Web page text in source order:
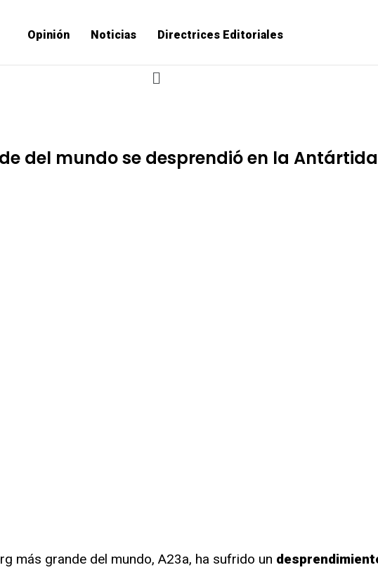
Opinión Noticias
Directrices Editoriales
del mundo se desprendió en la
más grande del mundo, A23a, ha sufrido un